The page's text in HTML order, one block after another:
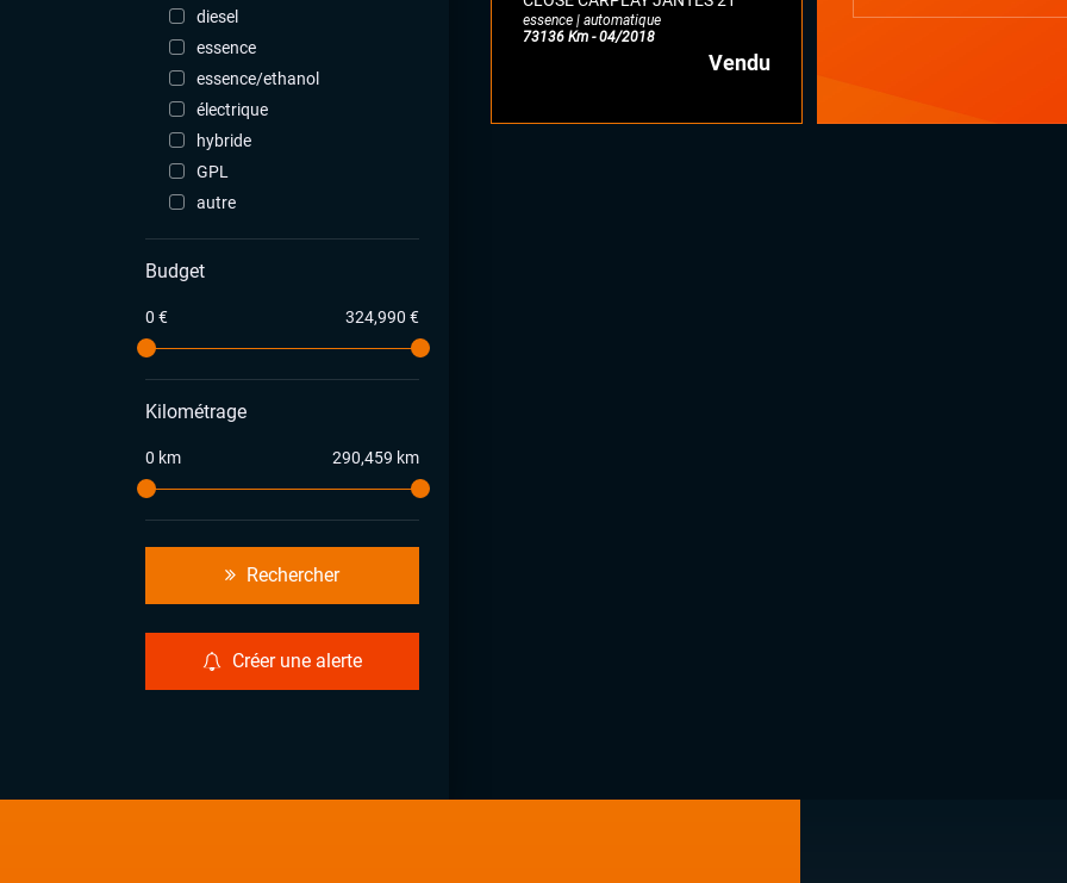
diesel
essence
essence/ethanol
électrique
hybride
GPL
autre
Budget
0 € 324,990 €
Kilométrage
0 km 290,459 km
Rechercher
Créer une alerte
essence | automatique
73136 Km - 04/2018
Vendu